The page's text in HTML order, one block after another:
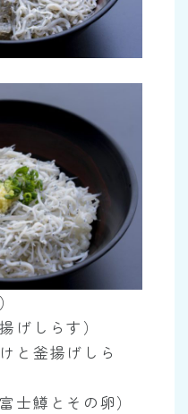
げしらす）
と釜揚げしら
士鱒とその卵）